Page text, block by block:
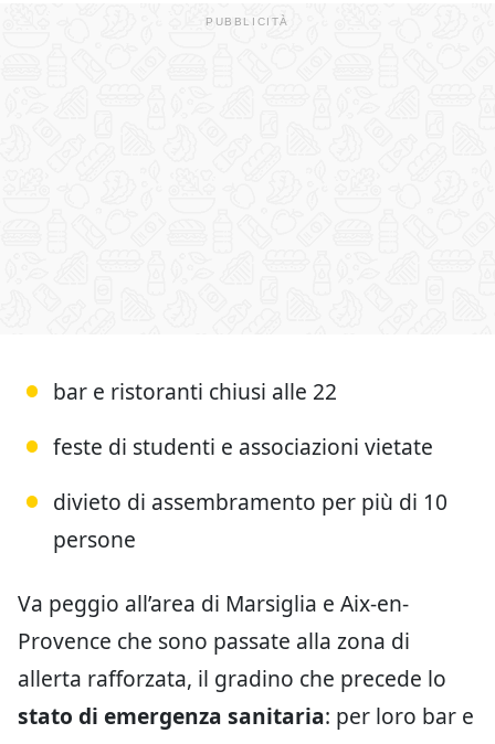
bar e ristoranti chiusi alle 22
feste di studenti e associazioni vietate
divieto di assembramento per più di 10
persone
Va peggio all’area di Marsiglia e Aix-en-
Provence che sono passate alla zona di
allerta rafforzata, il gradino che precede lo
stato di emergenza sanitaria: per loro bar e